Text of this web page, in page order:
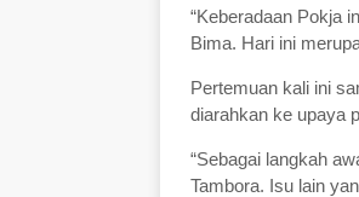
“Keberadaan Pokja
Bima. Hari ini
Pertemuan kali ini
diarahkan ke upaya
“Sebagai langkah
Tambora. Isu lain